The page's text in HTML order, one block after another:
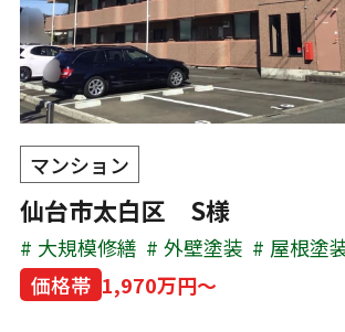
マンション
仙台市太白区 S様
大規模修繕 外壁塗装
屋根塗
価格帯 1,970万円～